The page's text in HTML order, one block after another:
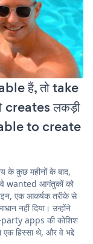
हैं, तो take
creates लकड़ी
able to create
के कुछ महीनों के बाद,
वे wanted आगंतुकों को
एक आकर्षक तरीके से
नहीं दिया। उन्होंने
apps की कोशिश
हिस्सा थे, और वे भद्दे